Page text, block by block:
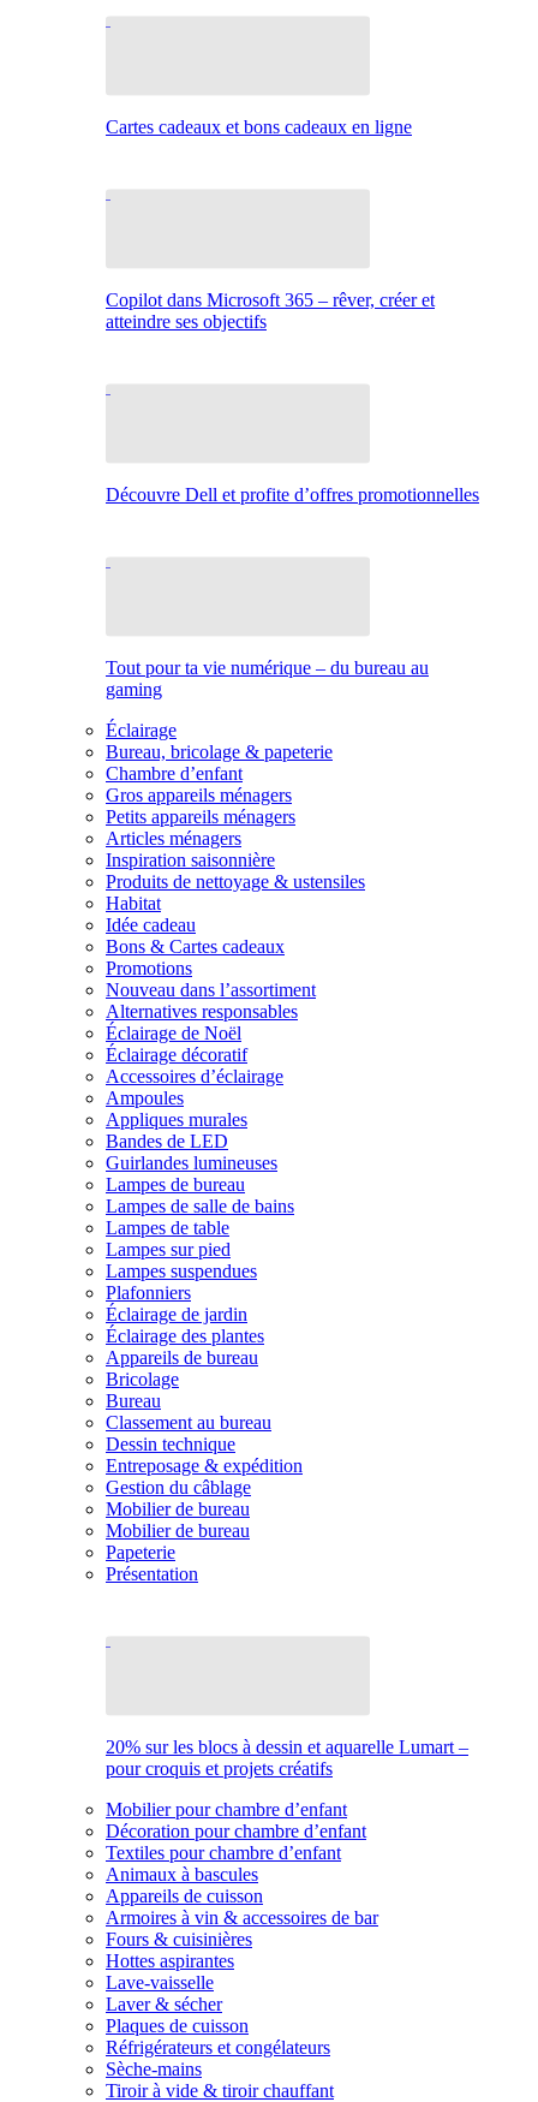
Cartes cadeaux et bons cadeaux en ligne
Copilot dans Microsoft 365 – rêver, créer et
atteindre ses objectifs
Découvre Dell et profite d’offres promotionnelles
Tout pour ta vie numérique – du bureau au
gaming
Éclairage
Bureau, bricolage & papeterie
Chambre d’enfant
Gros appareils ménagers
Petits appareils ménagers
Articles ménagers
Inspiration saisonnière
Produits de nettoyage & ustensiles
Habitat
Idée cadeau
Bons & Cartes cadeaux
Promotions
Nouveau dans l’assortiment
Alternatives responsables
Éclairage de Noël
Éclairage décoratif
Accessoires d’éclairage
Ampoules
Appliques murales
Bandes de LED
Guirlandes lumineuses
Lampes de bureau
Lampes de salle de bains
Lampes de table
Lampes sur pied
Lampes suspendues
Plafonniers
Éclairage de jardin
Éclairage des plantes
Appareils de bureau
Bricolage
Bureau
Classement au bureau
Dessin technique
Entreposage & expédition
Gestion du câblage
Mobilier de bureau
Mobilier de bureau
Papeterie
Présentation
20% sur les blocs à dessin et aquarelle Lumart –
pour croquis et projets créatifs
Mobilier pour chambre d’enfant
Décoration pour chambre d’enfant
Textiles pour chambre d’enfant
Animaux à bascules
Appareils de cuisson
Armoires à vin & accessoires de bar
Fours & cuisinières
Hottes aspirantes
Lave-vaisselle
Laver & sécher
Plaques de cuisson
Réfrigérateurs et congélateurs
Sèche-mains
Tiroir à vide & tiroir chauffant